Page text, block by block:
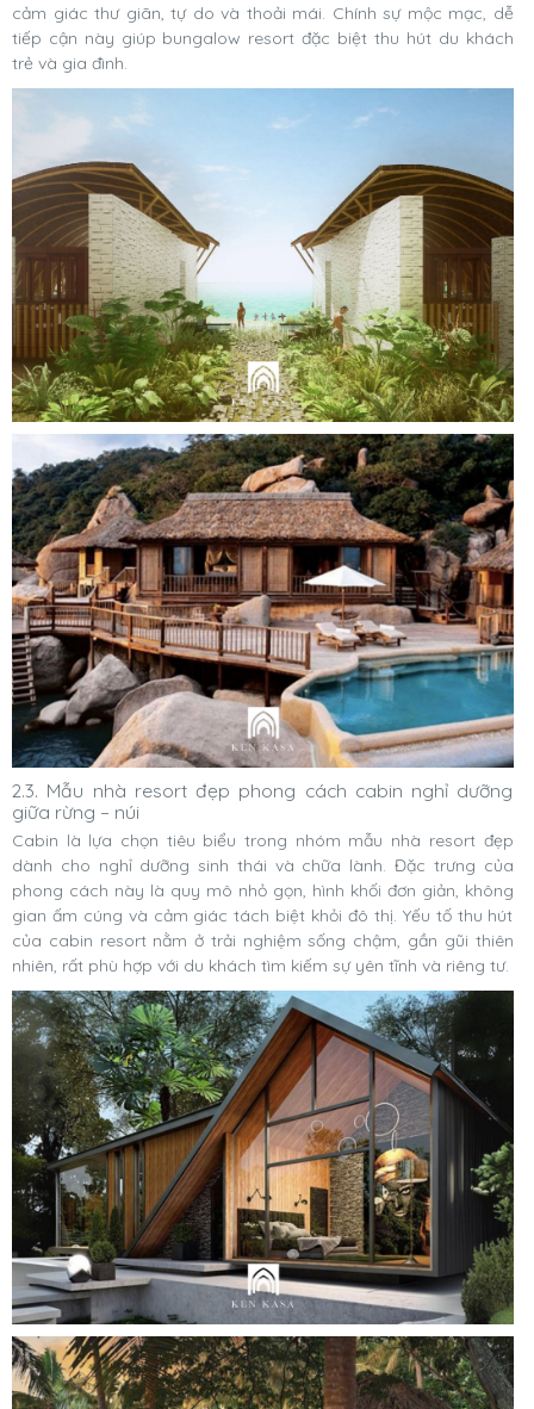
cảm giác thư giãn, tự do và thoải mái. Chính sự mộc mạc, dễ
tiếp cận này giúp bungalow resort đặc biệt thu hút du khách
trẻ và gia đình.
2.3. Mẫu nhà resort đẹp phong cách cabin nghỉ dưỡng
giữa rừng – núi
Cabin là lựa chọn tiêu biểu trong nhóm mẫu nhà resort đẹp
dành cho nghỉ dưỡng sinh thái và chữa lành. Đặc trưng của
phong cách này là quy mô nhỏ gọn, hình khối đơn giản, không
gian ấm cúng và cảm giác tách biệt khỏi đô thị. Yếu tố thu hút
của cabin resort nằm ở trải nghiệm sống chậm, gần gũi thiên
nhiên, rất phù hợp với du khách tìm kiếm sự yên tĩnh và riêng tư.